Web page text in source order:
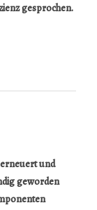
gesprochen.
erneuert und
geworden